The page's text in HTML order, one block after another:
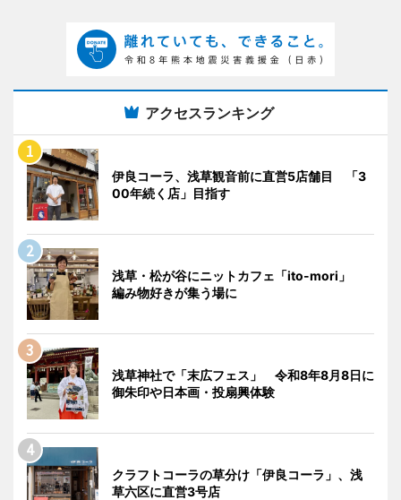
アクセスランキング
伊良コーラ、浅草観音前に直営5店舗目 「3
00年続く店」目指す
浅草・松が谷にニットカフェ「ito-mori」
編み物好きが集う場に
浅草神社で「末広フェス」 令和8年8月8日に
御朱印や日本画・投扇興体験
クラフトコーラの草分け「伊良コーラ」、浅
草六区に直営3号店